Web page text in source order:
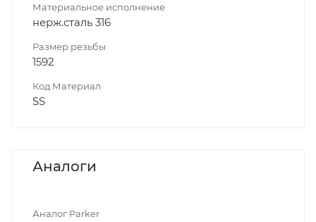
Материальное исполнение
нерж.сталь 316
Размер резьбы
1592
Код Материал
SS
Аналоги
Аналог Parker